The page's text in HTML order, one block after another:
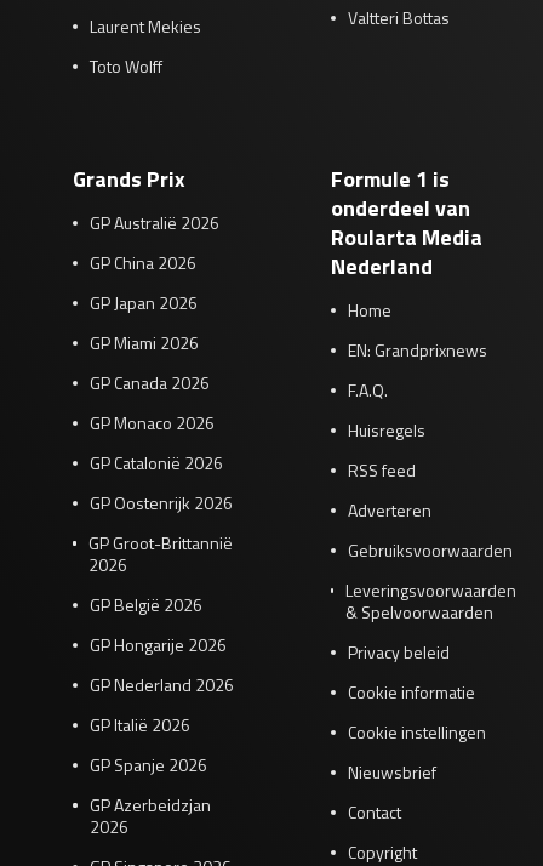
Laurent Mekies
Toto Wolff
Valtteri Bottas
Grands Prix
GP Australië 2026
GP China 2026
GP Japan 2026
GP Miami 2026
GP Canada 2026
GP Monaco 2026
GP Catalonië 2026
GP Oostenrijk 2026
GP Groot-Brittannië
2026
GP België 2026
GP Hongarije 2026
GP Nederland 2026
GP Italië 2026
GP Spanje 2026
GP Azerbeidzjan
2026
Formule 1 is
onderdeel van
Roularta Media
Nederland
Home
EN: Grandprixnews
F.A.Q.
Huisregels
RSS feed
Adverteren
Gebruiksvoorwaarden
Leveringsvoorwaarden
& Spelvoorwaarden
Privacy beleid
Cookie informatie
Cookie instellingen
Nieuwsbrief
Contact
Copyright